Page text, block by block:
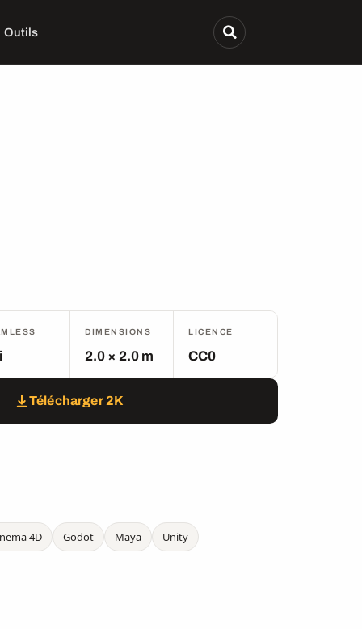
Outils
DIMENSIONS
2.0 × 2.0 m
LICENCE
CC0
Télécharger 2K
4D Godot Maya
Unity